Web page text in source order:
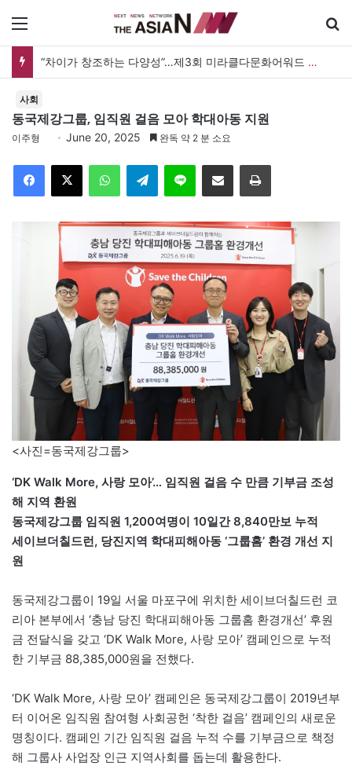
메뉴
“차이가 창조하는 다양성”…제3회 미라클다문화어워드 시상식
사회
동국제강그룹, 임직원 걸음 모아 학대아동 지원
이주형 June 20, 2025 완독 약 2 분 소요
Facebook
X WhatsAppTelegramLine 이메일 인쇄
<사진=동국제강그룹>
‘DK Walk More, 사랑 모아’… 임직원 걸음 수 만큼 기부금 조성
해 지역 환원
동국제강그룹 임직원 1,200여명이 10일간 8,840만보 누적
세이브더칠드런, 당진지역 학대피해아동 ‘그룹홈’ 환경 개선 지
원
동국제강그룹이 19일 서울 마포구에 위치한 세이브더칠드런 코
리아 본부에서 ‘충남 당진 학대피해아동 그룹홈 환경개선’ 후원
금 전달식을 갖고 ‘DK Walk More, 사랑 모아’ 캠페인으로 누적
한 기부금 88,385,000원을 전했다.
‘DK Walk More, 사랑 모아’ 캠페인은 동국제강그룹이 2019년부
터 이어온 임직원 참여형 사회공헌 ‘착한 걸음’ 캠페인의 새로운
명칭이다. 캠페인 기간 임직원 걸음 누적 수를 기부금으로 책정
해 그룹사 사업장 인근 지역사회를 돕는데 활용한다.